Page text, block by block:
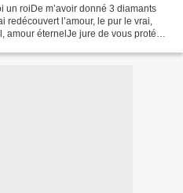
un roiDe m’avoir donné 3 diamants
redécouvert l’amour, le pur le vrai,
éternelJe jure de vous protéger